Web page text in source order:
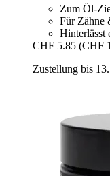
Zum Öl-
Für Zähne
Hinterlässt
CHF 5.85 (CHF
Zustellung bis